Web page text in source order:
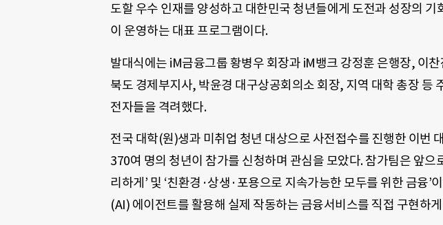
도할 우수 인재를 양성하고 대한민국 청년들에게 도전과 성장의
이 운영하는 대표 프로그램이다.
발대식에는 iM금융그룹 황병우 회장과 iM뱅크 강정훈 은행장, 이
북도 경제부지사, 박윤경 대구상공회의소 회장, 지역 대학 총장 등
전자들을 격려했다.
전국 대학(원)생과 미취업 청년 대상으로 사전접수를 진행한 이번
370여 명의 청년이 참가를 신청하며 관심을 모았다. 참가팀은 앞으
리하게’ 및 ‘친환경·상생·포용으로 지속가능한 모두를 위한 금융’
(AI) 에이전트를 활용해 실제 작동하는 금융서비스를 직접 구현하